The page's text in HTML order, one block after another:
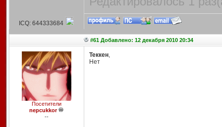
ICQ: 644333684
#61 Добавлено: 12 декабря 2010 20:34
Посетители
nepcukkor
--
Теккен,
Нет